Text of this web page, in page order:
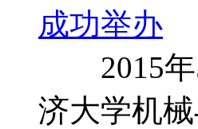
成功举办
2015年5
济大学机